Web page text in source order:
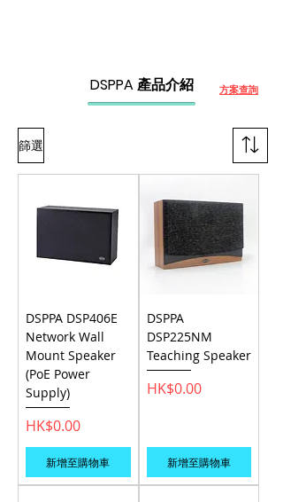
DSPPA 產品介紹 方案查詢
篩選
DSPPA DSP406E
Network Wall
Mount Speaker
(PoE Power
Supply)
價格
HK$0.00
新增至購物車
DSPPA
DSP225NM
Teaching Speaker
價格
HK$0.00
新增至購物車